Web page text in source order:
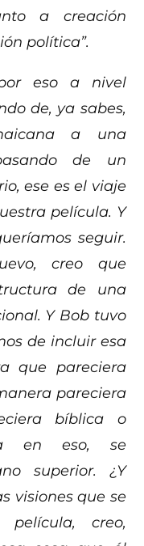
a creación
política”.
eso a nivel
de, ya sabes,
a una
de un
ese es el viaje
película. Y
seguir.
creo que
de una
Y Bob tuvo
de incluir esa
que pareciera
pareciera
bíblica o
en eso, se
superior. ¿Y
visiones que se
creo,